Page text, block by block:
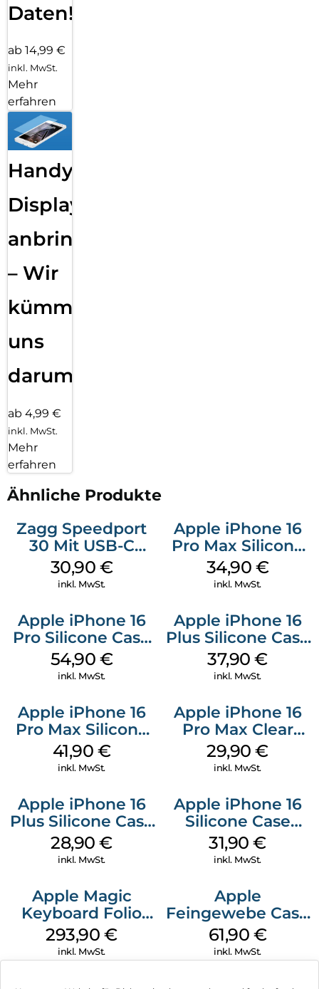
Daten!
ab 14,99 €
inkl. MwSt.
Mehr
erfahren
Handy
Displayfolie
anbringen
– Wir
kümmern
uns
darum!
ab 4,99 €
inkl. MwSt.
Mehr
erfahren
Ähnliche Produkte
Zagg Speedport
30 Mit USB-C
Kabel Weiß
30,90 €
inkl. MwSt.
Apple iPhone 16
Pro Max Silicone
Case MagSafe
Denim
34,90 €
inkl. MwSt.
Apple iPhone 16
Pro Silicone Case
MagSafe Black
54,90 €
inkl. MwSt.
Apple iPhone 16
Plus Silicone Case
MagSafe Lake
Green
37,90€
inkl. MwSt.
Apple iPhone 16
Pro Max Silicone
Case MagSafe
Ultramarine
41,90 €
inkl. MwSt.
Apple iPhone 16
Pro Max Clear
Case MagSafe
Transparent
29,90€
inkl. MwSt.
Apple iPhone 16
Plus Silicone Case
MagSafe Black
28,90€
inkl. MwSt.
Apple iPhone 16
Silicone Case
MagSafe Fuchsia
31,90€
inkl. MwSt.
Apple Magic
Keyboard Folio
iPad 10.9″ (10.Gen.)
Weiß
293,90€
inkl. MwSt.
Apple
Feingewebe Case
iPhone 15 Pro
MagSafe Schwarz
61,90 €
inkl. MwSt.